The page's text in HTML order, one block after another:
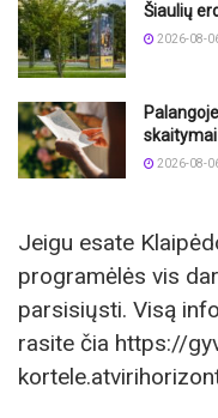
Šiaulių
2026-08-
2026-08-
Jeigu esate
programėlės vis
parsisiųsti. Visą
rasite čia https://